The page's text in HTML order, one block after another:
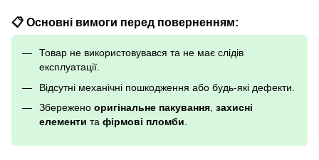
📋 Основні вимоги перед поверненням:
Товар не використовувався та не має слідів
експлуатації.
Відсутні механічні пошкодження або будь-які дефекти.
Збережено оригінальне пакування, захисні
елементи та фірмові пломби.